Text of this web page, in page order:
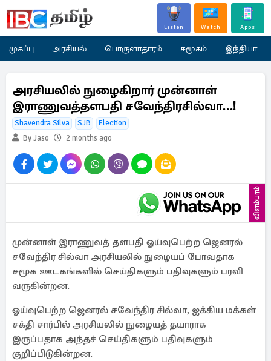
Listen Watch Apps
முகப்பு அரசியல் பொருளாதாரம் சமூகம் இந்தியா
அரசியலில் நுழைகிறார் முன்னாள்
இராணுவத்தளபதி சவேந்திரசில்வா…!
Shavendra Silva SJB
Election
By Jaso
2 months ago
விளம்பரம்
​​முன்னாள் இராணுவத் தளபதி ஓய்வுபெற்ற ஜெனரல்
சவேந்திர சில்வா அரசியலில் நுழையப் போவதாக
சமூக ஊடகங்களில் செய்திகளும் பதிவுகளும் பரவி
வருகின்றன.
ஓய்வுபெற்ற ஜெனரல் சவேந்திர சில்வா, ஐக்கிய மக்கள்
சக்தி சார்பில் அரசியலில் நுழையத் தயாராக
இருப்பதாக அந்தச் செய்திகளும் பதிவுகளும்
குறிப்பிடுகின்றன.